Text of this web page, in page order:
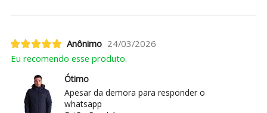
Anônimo 24/03/2026
Eu recomendo esse produto.
Ótimo
Apesar da demora para responder o
whatsapp